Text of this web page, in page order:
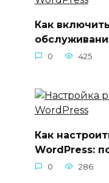
Как
0 425
Как
WordPress:
0 286